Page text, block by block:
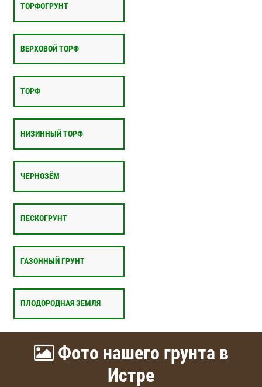
ТОРФОГРУНТ
ВЕРХОВОЙ ТОРФ
ТОРФ
НИЗИННЫЙ ТОРФ
ЧЕРНОЗЁМ
ПЕСКОГРУНТ
ГАЗОННЫЙ ГРУНТ
ПЛОДОРОДНАЯ ЗЕМЛЯ
Фото нашего грунта в
Истре